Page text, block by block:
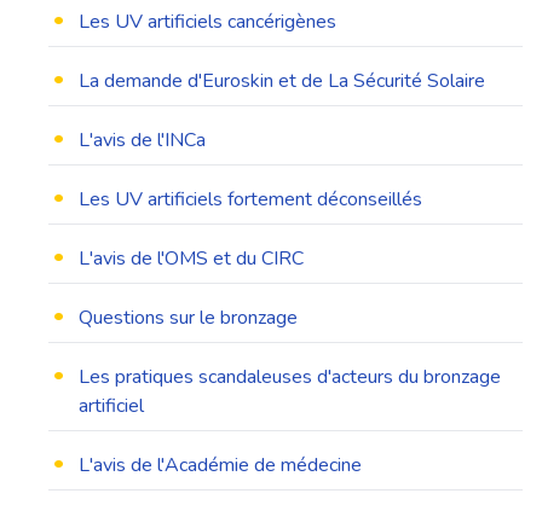
• Les UV artificiels cancérigènes
• La demande d'Euroskin et de La Sécurité Solaire
• L'avis de l'INCa
• Les UV artificiels fortement déconseillés
• L'avis de l'OMS et du CIRC
• Questions sur le bronzage
•
Les pratiques scandaleuses d'acteurs du bronzage
artificiel
• L'avis de l'Académie de médecine